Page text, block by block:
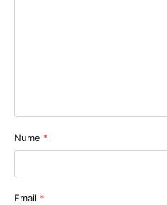
Nume *
Email *